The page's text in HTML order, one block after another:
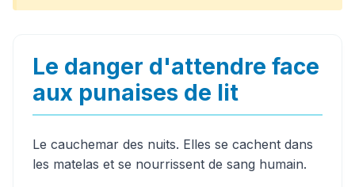
Le danger d'attendre face
aux punaises de lit
Le cauchemar des nuits. Elles se cachent dans
les matelas et se nourrissent de sang humain.